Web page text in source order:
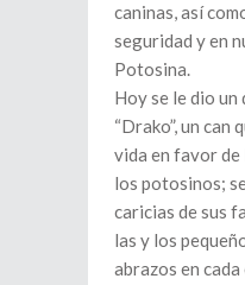
caninas, así
seguridad y en
Potosina.
Hoy se le dio un
“Drako”, un can
vida en favor de
los potosinos;
caricias de sus
las y los
abrazos en